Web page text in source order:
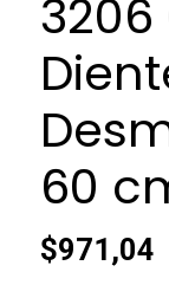
3206
60
$971,04